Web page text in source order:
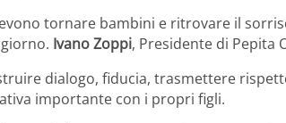
tornare bambini e ritrovare il
Ivano Zoppi, Presidente di Pepita
dialogo, fiducia, trasmettere
importante con i propri figli.